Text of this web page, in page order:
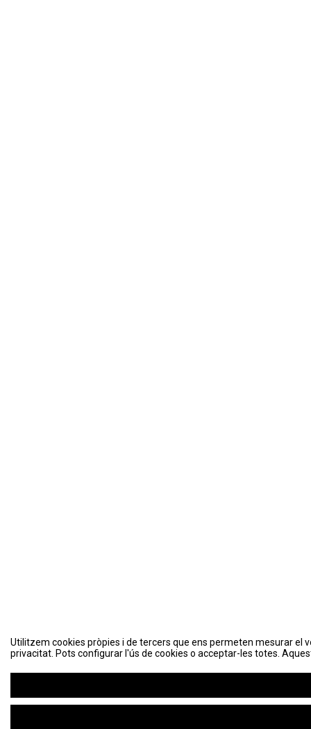
Utilitzem cookies pròpies i de tercers que ens permeten mesurar el
privacitat. Pots configurar l'ús de cookies o acceptar-les totes.